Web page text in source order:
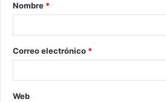
Nombre *
Correo electrónico *
Web